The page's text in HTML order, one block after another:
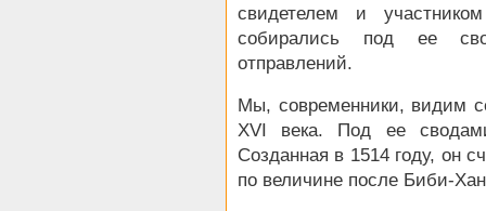
свидетелем и
собирались под ее
отправлений.
Мы, современники, видим
XVI века. Под ее
Созданная в 1514 году, он
по величине после Биби-